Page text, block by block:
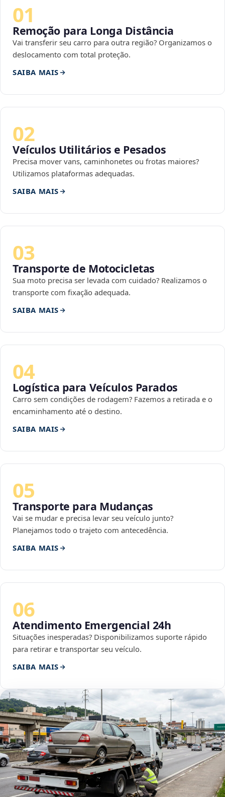
01
Remoção para Longa Distância
Vai transferir seu carro para outra região? Organizamos o
deslocamento com total proteção.
SAIBA MAIS
02
Veículos Utilitários e Pesados
Precisa mover vans, caminhonetes ou frotas maiores?
Utilizamos plataformas adequadas.
SAIBA MAIS
03
Transporte de Motocicletas
Sua moto precisa ser levada com cuidado? Realizamos o
transporte com fixação adequada.
SAIBA MAIS
04
Logística para Veículos Parados
Carro sem condições de rodagem? Fazemos a retirada e o
encaminhamento até o destino.
SAIBA MAIS
05
Transporte para Mudanças
Vai se mudar e precisa levar seu veículo junto?
Planejamos todo o trajeto com antecedência.
SAIBA MAIS
06
Atendimento Emergencial 24h
Situações inesperadas? Disponibilizamos suporte rápido
para retirar e transportar seu veículo.
SAIBA MAIS